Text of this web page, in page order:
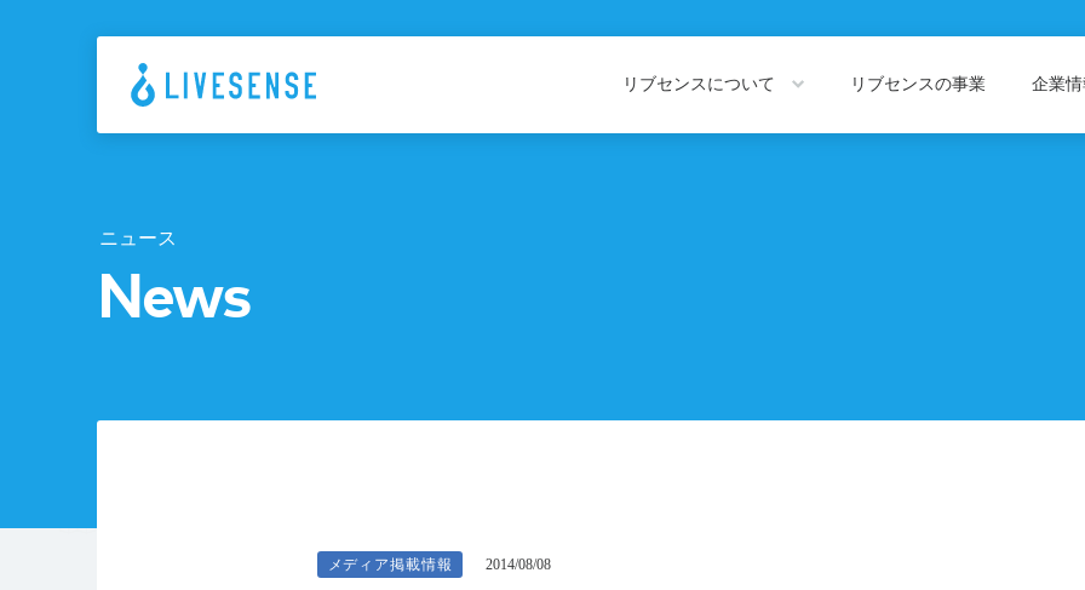
リブセンスについて リブセンスの事業 企業
ニュース
News
メディア掲載情報 2014/08/08